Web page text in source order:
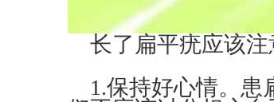
长了扁平疣应该注
1.保持好心情。患